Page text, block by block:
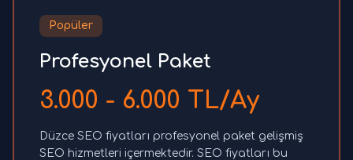
Popüler
Profesyonel Paket
3.000 - 6.000 TL/Ay
Düzce SEO fiyatları profesyonel paket gelişmiş
SEO hizmetleri içermektedir. SEO fiyatları bu